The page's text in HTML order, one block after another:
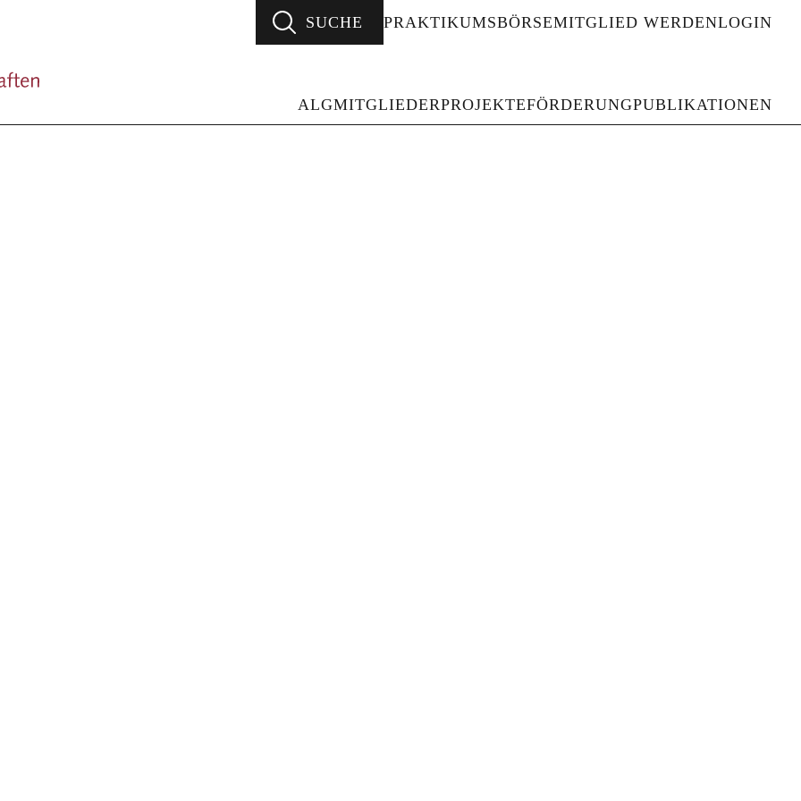
SUCHE PRAKTIKUMSBÖRSEMITGLIED WERDENLOGIN
ALGMITGLIEDERPROJEKTEFÖRDERUNGPUBLIKATIONEN